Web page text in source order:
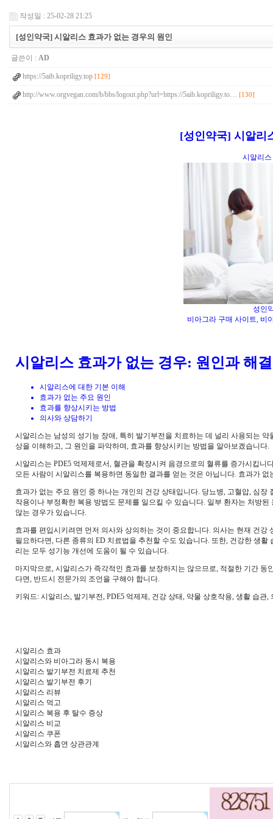
작성일 : 25-02-28 21:25
[성인약국] 시알리스 효과가 없는 경우의 원인
글쓴이 : AD
https://5aib.kopriligy.top [129]
http://www.orgvegan.com/b/bbs/logout.php?url=https://5aib.kopriligy.to… [130]
[성인약국] 시알리
시알리
성인
비아그라 구매 사이트, 비
시알리스 효과가 없는 경우: 원인과 해
시알리스에 대한 기본 이해
효과가 없는 주요 원인
효과를 향상시키는 방법
의사와 상담하기
시알리스는 남성의 성기능 장애, 특히 발기부전을 치료하는 데 널리 사용되는
상을 이해하고, 그 원인을 파악하며, 효과를 향상시키는 방법을 알아보겠습니다.
시알리스는 PDE5 억제제로서, 혈관을 확장시켜 음경으로의 혈류를 증가시킵
모든 사람이 시알리스를 복용하면 동일한 결과를 얻는 것은 아닙니다. 효과가 없
효과가 없는 주요 원인 중 하나는 개인의 건강 상태입니다. 당뇨병, 고혈압, 심
작용이나 부정확한 복용 방법도 문제를 일으킬 수 있습니다. 일부 환자는 처방
않는 경우가 있습니다.
효과를 편입시키려면 먼저 의사와 상의하는 것이 중요합니다. 의사는 현재 건
필요하다면, 다른 종류의 ED 치료법을 추천할 수도 있습니다. 또한, 건강한 생
리는 모두 성기능 개선에 도움이 될 수 있습니다.
마지막으로, 시알리스가 즉각적인 효과를 보장하지는 않으므로, 적절한 기간
다면, 반드시 전문가의 조언을 구해야 합니다.
키워드: 시알리스, 발기부전, PDE5 억제제, 건강 상태, 약물 상호작용, 생활 습관,
시알리스 효과
시알리스와 비아그라 동시 복용
시알리스 발기부전 치료제 추천
시알리스 발기부전 후기
시알리스 리뷰
시알리스 먹고
시알리스 복용 후 탈수 증상
시알리스 비교
시알리스 쿠폰
시알리스와 흡연 상관관계